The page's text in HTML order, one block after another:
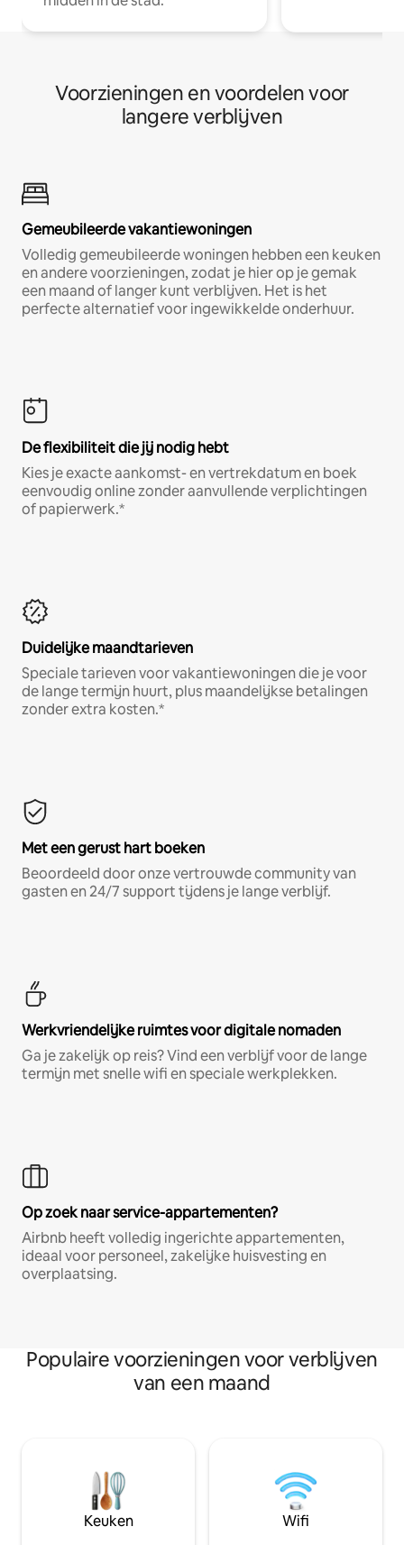
Voorzieningen en voordelen voor
langere verblijven
Gemeubileerde vakantiewoningen
Volledig gemeubileerde woningen hebben een keuken
en andere voorzieningen, zodat je hier op je gemak
een maand of langer kunt verblijven. Het is het
perfecte alternatief voor ingewikkelde onderhuur.
De flexibiliteit die jij nodig hebt
Kies je exacte aankomst- en vertrekdatum en boek
eenvoudig online zonder aanvullende verplichtingen
of papierwerk.*
Duidelijke maandtarieven
Speciale tarieven voor vakantiewoningen die je voor
de lange termijn huurt, plus maandelijkse betalingen
zonder extra kosten.*
Met een gerust hart boeken
Beoordeeld door onze vertrouwde community van
gasten en 24/7 support tijdens je lange verblijf.
Werkvriendelijke ruimtes voor digitale nomaden
Ga je zakelijk op reis? Vind een verblijf voor de lange
termijn met snelle wifi en speciale werkplekken.
Op zoek naar service-appartementen?
Airbnb heeft volledig ingerichte appartementen,
ideaal voor personeel, zakelijke huisvesting en
overplaatsing.
Populaire voorzieningen voor verblijven
van een maand
Keuken Wifi